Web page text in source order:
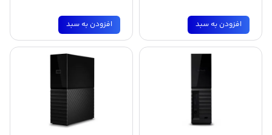
افزودن به سبد افزودن به سبد